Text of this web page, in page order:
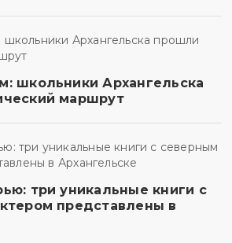
школьники Архангельска
маршрут
три уникальные книги с
представлены в